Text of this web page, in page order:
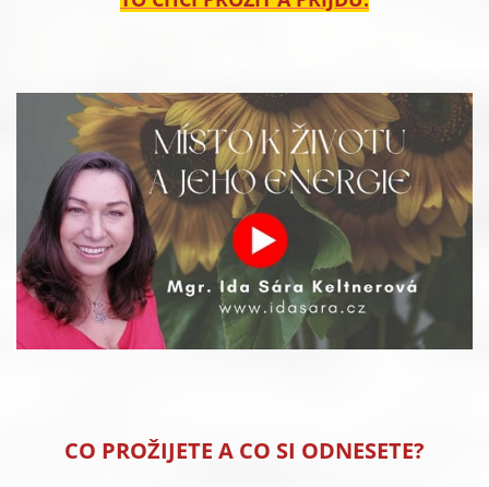
CO PROŽIJETE A CO SI ODNESETE?